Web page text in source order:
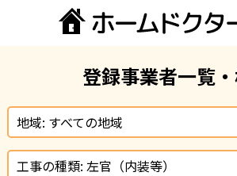
登録事業者一覧
地域: すべての地域
工事の種類: 左官（内装等）